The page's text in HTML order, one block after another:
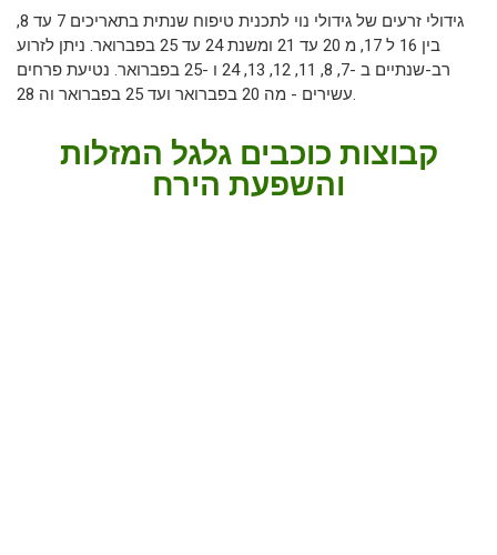
גידולי זרעים של גידולי נוי לתכנית טיפוח שנתית בתאריכים 7 עד 8,
בין 16 ל 17, מ 20 עד 21 ומשנת 24 עד 25 בפברואר. ניתן לזרוע
רב-שנתיים ב -7, 8, 11, 12, 13, 24 ו -25 בפברואר. נטיעת פרחים
עשירים - מה 20 בפברואר ועד 25 בפברואר וה 28.
קבוצות כוכבים גלגל המזלות
והשפעת הירח